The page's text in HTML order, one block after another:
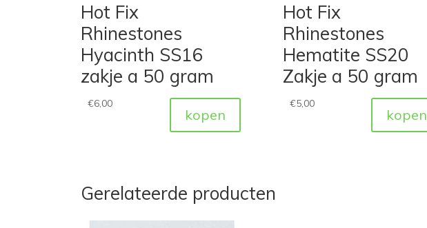
Hot Fix
Rhinestones
Hyacinth SS16
zakje a 50 gram
€6,00
kopen
Hot Fix
Rhinestones
Hematite SS20
Zakje a 50 gram
€5,00
kopen
Gerelateerde producten